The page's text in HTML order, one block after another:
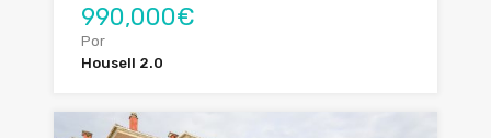
990,000€
Por
Housell 2.0